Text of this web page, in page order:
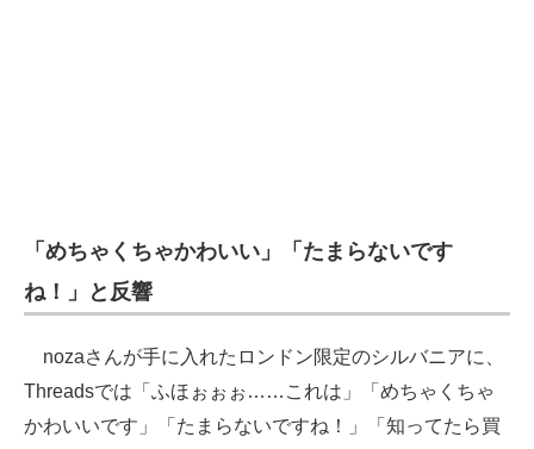
「めちゃくちゃかわいい」「たまらないです
ね！」と反響
nozaさんが手に入れたロンドン限定のシルバニアに、
Threadsでは「ふほぉぉぉ……これは」「めちゃくちゃ
かわいいです」「たまらないですね！」「知ってたら買